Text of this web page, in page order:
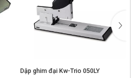
Dập ghim đại Kw-Trio 050LY